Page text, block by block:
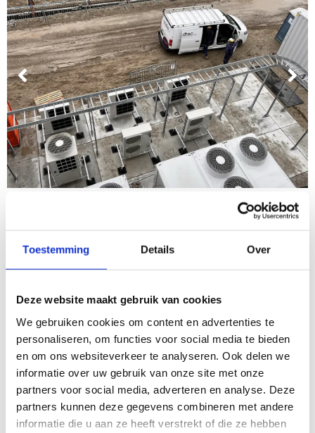
Toestemming Details Over
Deze website maakt gebruik van cookies
We gebruiken cookies om content en advertenties te
personaliseren, om functies voor social media te bieden
en om ons websiteverkeer te analyseren. Ook delen we
informatie over uw gebruik van onze site met onze
partners voor social media, adverteren en analyse. Deze
partners kunnen deze gegevens combineren met andere
informatie die u aan ze heeft verstrekt of die ze hebben
De installatie omvat onder andere:
aangesloten op DX-batterijen in de
luchtbehandelingskasten
Een volledige DX downflow-installatie ten behoeve van de
MCC-ruimten
De complete luchtbehandelingsinstallatie inclusief
luchtbehandelingskasten en volledige kanalisatie
Hoge kwaliteitseisen